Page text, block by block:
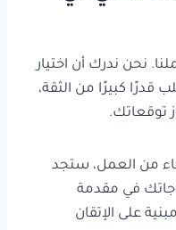
نحن ندرك أن اختيار
كبيرًا من الثقة،
توقعاتك.
من العمل، ستجد
في مقدمة
على الإتقان